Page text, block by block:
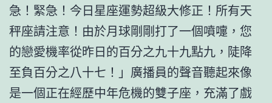
急！緊急！今日星座運勢超級大修正！所有天
秤座請注意！由於月球剛剛打了一個噴嚏，您
的戀愛機率從昨日的百分之九十九點九，陡降
至負百分之八十七！」廣播員的聲音聽起來像
是一個正在經歷中年危機的雙子座，充滿了戲